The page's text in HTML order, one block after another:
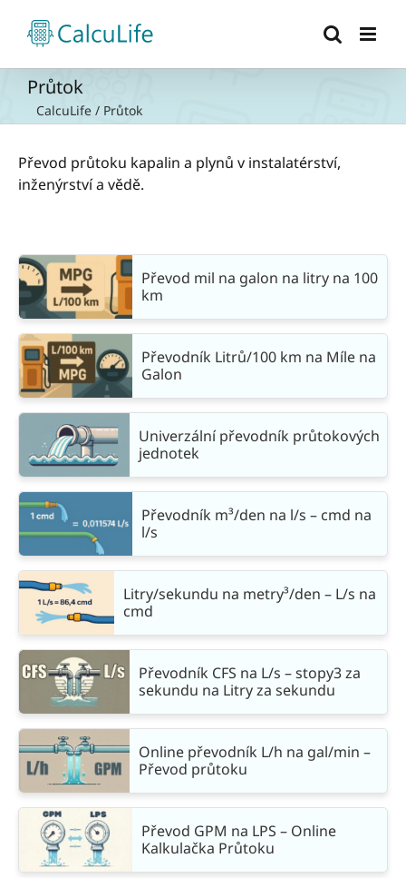
obsah
Průtok
CalcuLife / Průtok
Převod průtoku kapalin a plynů v instalatérství,
inženýrství a vědě.
Převod mil na galon na litry na 100
km
Převodník Litrů/100 km na Míle na
Galon
Univerzální převodník průtokových
jednotek
Převodník m³/den na l/s – cmd na
l/s
Litry/sekundu na metry³/den – L/s na
cmd
Převodník CFS na L/s – stopy3 za
sekundu na Litry za sekundu
Online převodník L/h na gal/min –
Převod průtoku
Převod GPM na LPS – Online
Kalkulačka Průtoku